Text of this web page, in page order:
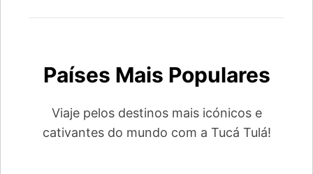
Países Mais Populares
Viaje pelos destinos mais icónicos e
cativantes do mundo com a Tucá Tulá!